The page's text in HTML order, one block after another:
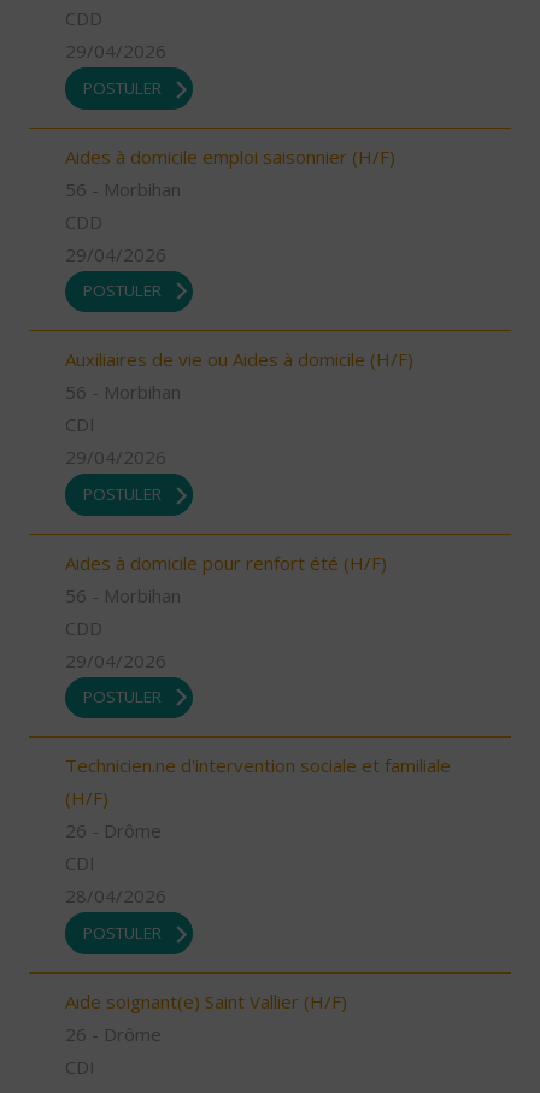
CDD
29/04/2026
POSTULER
Aides à domicile emploi saisonnier (H/F)
56 - Morbihan
CDD
29/04/2026
POSTULER
Auxiliaires de vie ou Aides à domicile (H/F)
56 - Morbihan
CDI
29/04/2026
POSTULER
Aides à domicile pour renfort été (H/F)
56 - Morbihan
CDD
29/04/2026
POSTULER
Technicien.ne d'intervention sociale et familiale
(H/F)
26 - Drôme
CDI
28/04/2026
POSTULER
Aide soignant(e) Saint Vallier (H/F)
26 - Drôme
CDI